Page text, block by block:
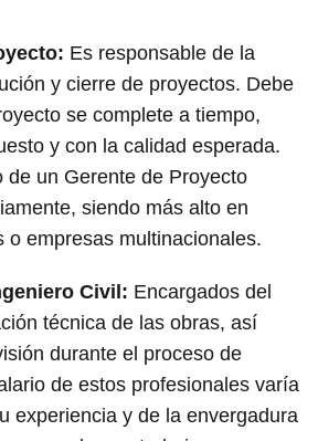
: Es responsable de la
y cierre de proyectos. Debe
se complete a tiempo,
y con la calidad esperada.
de un Gerente de Proyecto
siendo más alto en
o empresas multinacionales.
Civil : Encargados del
técnica de las obras, así
durante el proceso de
de estos profesionales varía
experiencia y de la envergadura